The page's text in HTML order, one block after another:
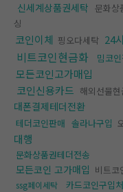
신세계상품권세탁 문화상
싱
코인이체 핑오다세탁 24
비트코인현금화 밈코
모든코인고가매입
코인신용카드 해외선물현
대폰결제테더전환
테더코인판매 솔라나구입
대행
문화상품권테더전송
모든코인 고가매입 비트코
ssg페이세탁 카드코인구입처